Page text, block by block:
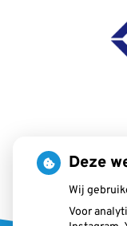
Deze
Wij
Voor